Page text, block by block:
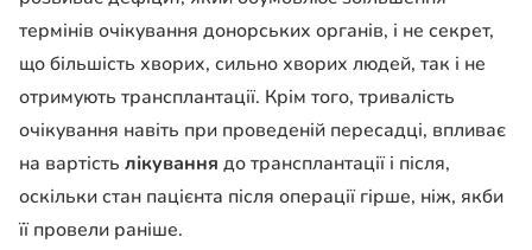
термінів очікування донорських органів, і не секрет,
що більшість хворих, сильно хворих людей, так і не
отримують трансплантації. Крім того, тривалість
очікування навіть при проведеній пересадці, впливає
на вартість лікування до трансплантації і після,
оскільки стан пацієнта після операції гірше, ніж, якби
її провели раніше.